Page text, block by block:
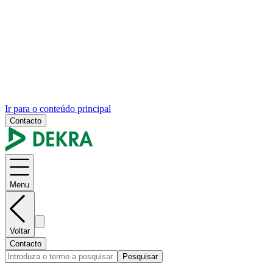
Ir para o conteúdo principal
Contacto
Menu
Voltar
Contacto
Pesquisar